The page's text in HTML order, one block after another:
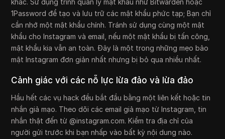
khác. Sử dụng trình quản lý mật khẩu như Bitwarden hoặc
1Password để tạo và lưu trữ các mật khẩu phức tạp; Bạn chỉ
cần nhớ một mật khẩu chính. Tránh sử dụng cùng một mật
khẩu cho Instagram và email, nếu một mật khẩu bị tấn công,
mật khẩu kia vẫn an toàn. Đây là một trong những mẹo bảo
mật Instagram đơn giản nhất nhưng bị bỏ qua nhiều nhất.
Cảnh giác với các nỗ lực lừa đảo và lừa đảo
Hầu hết các vụ hack đều bắt đầu bằng một liên kết hoặc tin
nhắn giả mạo. Theo dõi các email giả mạo từ Instagram, tin
nhắn thật đến từ @instagram.com. Kiểm tra địa chỉ của
người gửi trước khi bạn nhấp vào bất kỳ nội dung nào.